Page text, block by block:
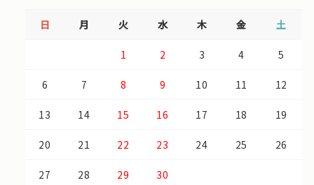
日 月 火 水 木 金 土
1 2 3 4 5
6 7 8 9 10 11 12
13 14 15 16 17 18 19
20 21 22 23 24 25 26
27 28 29 30